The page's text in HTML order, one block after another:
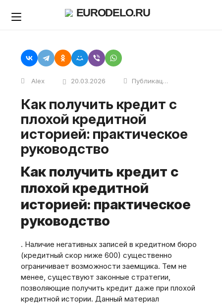
EURODELO.RU
Alex 20.03.2026 Публикации
Как получить кредит с
плохой кредитной
историей: практическое
руководство
Как получить кредит с
плохой кредитной
историей: практическое
руководство
. Наличие негативных записей в кредитном бюро
(кредитный скор ниже 600) существенно
ограничивает возможности заемщика. Тем не
менее‚ существуют законные стратегии‚
позволяющие получить кредит даже при плохой
кредитной истории. Данный материал